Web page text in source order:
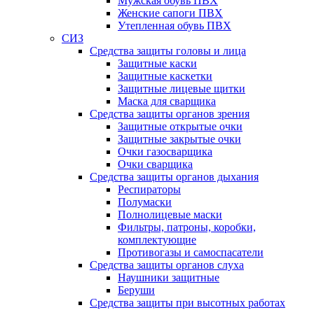
Женские сапоги ПВХ
Утепленная обувь ПВХ
СИЗ
Средства защиты головы и лица
Защитные каски
Защитные каскетки
Защитные лицевые щитки
Маска для сварщика
Средства защиты органов зрения
Защитные открытые очки
Защитные закрытые очки
Очки газосварщика
Очки сварщика
Средства защиты органов дыхания
Респираторы
Полумаски
Полнолицевые маски
Фильтры, патроны, коробки,
комплектующие
Противогазы и самоспасатели
Средства защиты органов слуха
Наушники защитные
Беруши
Средства защиты при высотных работах